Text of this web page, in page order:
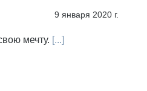
9 января 2020 г.
мечту. [...]